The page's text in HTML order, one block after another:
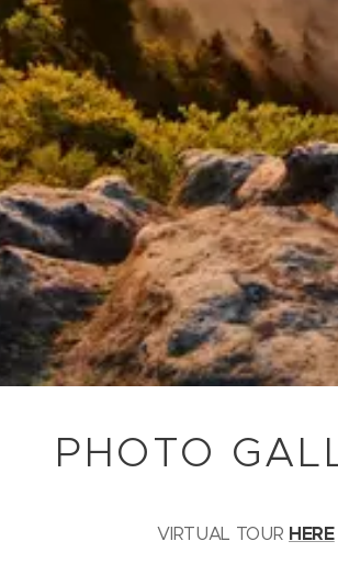
PHOTO
VIRTUAL TOUR HERE